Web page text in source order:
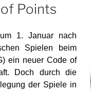
Points
1. Januar nach
Spielen beim
ein neuer Code of
Doch durch die
der Spiele in